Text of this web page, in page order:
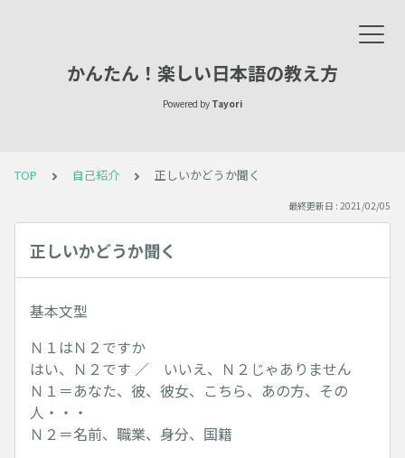
かんたん！楽しい日本語の教え方
Powered by Tayori
TOP 自己紹介 正しいかどうか聞く
最終更新日 : 2021/02/05
正しいかどうか聞く
基本文型
Ｎ１はＮ２ですか
はい、Ｎ２です ／ いいえ、Ｎ２じゃありません
Ｎ１＝あなた、彼、彼女、こちら、あの方、その
人・・・
Ｎ２＝名前、職業、身分、国籍